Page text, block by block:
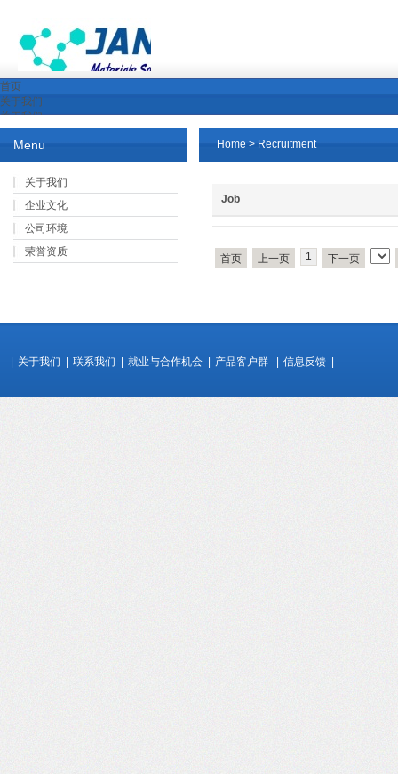
首页
关于我们
关于我们
企业文化
公司环境
荣誉资质
产品展示
新闻中心
行业新闻
公司新闻
下载中心
产品中心
Home > Recruitment
Job
首页 上一页 1 下一页
Menu
关于我们
企业文化
公司环境
荣誉资质
关于我们 联系我们 就业与合作机会 产品客户群 信息反馈